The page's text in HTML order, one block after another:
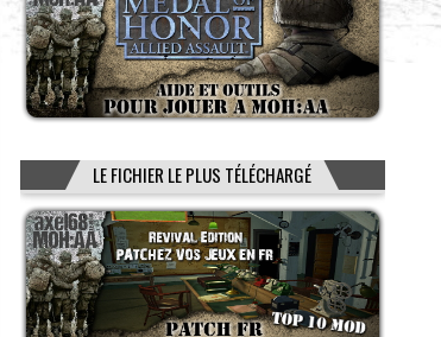
LE FICHIER LE PLUS TÉLÉCHARGÉ